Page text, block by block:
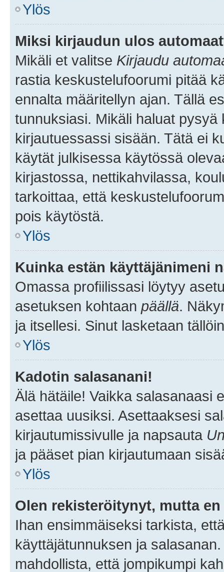
Ylös
Miksi kirjaudun ulos
Mikäli et valitse Kirjaudu
rastia keskustelufoorumi pitää
ennalta määritellyn ajan. Tällä
tunnuksiasi. Mikäli haluat
kirjautuessassi sisään. Tätä ei
käytät julkisessa käytössä
kirjastossa, nettikahvilassa,
tarkoittaa, että
pois käytöstä.
Ylös
Kuinka estän käyttäjänimeni
Omassa profiilissasi löytyy
asetuksen kohtaan päällä.
ja itsellesi. Sinut lasketaan
Ylös
Kadotin salasanani!
Älä hätäile! Vaikka salasanaasi
asettaa uusiksi. Asettaaksesi
kirjautumissivulle ja napsauta
ja pääset pian kirjautumaan
Ylös
Olen rekisteröitynyt, mutta
Ihan ensimmäiseksi tarkista,
käyttäjätunnuksen ja
mahdollista, että jompikumpi